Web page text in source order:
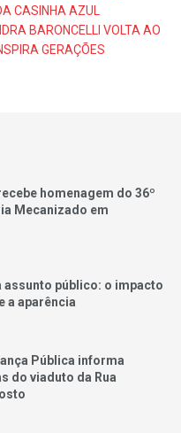
CASINHA AZUL
BARONCELLI VOLTA AO
GERAÇÕES
homenagem do 36º
Mecanizado em
assunto público: o impacto
a aparência
Pública informa
do viaduto da Rua